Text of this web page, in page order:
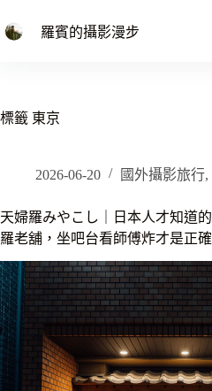
至
容
羅賓的攝影漫步
標籤 東京
2026-06-20 國外攝影旅行,
天婦羅みやこし｜日本人才知道
羅老舖，坐吧台看師傅炸才是正